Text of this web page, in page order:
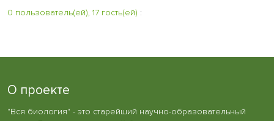
0 пользователь(ей), 17 гость(ей) :
О проекте
"Вся биология" - это старейший научно-образовательный